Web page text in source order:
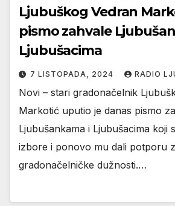
Ljubuškog Vedran
pismo zahvale
Ljubušacima
7 LISTOPADA, 2024 RADIO
Novi – stari gradonačelnik
Markotić uputio je danas pismo
Ljubušankama i Ljubušacima koji
izbore i ponovo mu dali potporu
gradonačelničke dužnosti.…